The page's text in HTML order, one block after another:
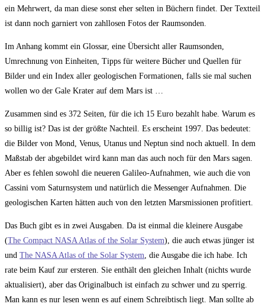
ein Mehrwert, da man diese sonst eher selten in Büchern findet. Der Textteil
ist dann noch garniert von zahllosen Fotos der Raumsonden.
Im Anhang kommt ein Glossar, eine Übersicht aller Raumsonden,
Umrechnung von Einheiten, Tipps für weitere Bücher und Quellen für
Bilder und ein Index aller geologischen Formationen, falls sie mal suchen
wollen wo der Gale Krater auf dem Mars ist …
Zusammen sind es 372 Seiten, für die ich 15 Euro bezahlt habe. Warum es
so billig ist? Das ist der größte Nachteil. Es erscheint 1997. Das bedeutet:
die Bilder von Mond, Venus, Utanus und Neptun sind noch aktuell. In dem
Maßstab der abgebildet wird kann man das auch noch für den Mars sagen.
Aber es fehlen sowohl die neueren Galileo-Aufnahmen, wie auch die von
Cassini vom Saturnsystem und natürlich die Messenger Aufnahmen. Die
geologischen Karten hätten auch von den letzten Marsmissionen profitiert.
Das Buch gibt es in zwei Ausgaben. Da ist einmal die kleinere Ausgabe
(The Compact NASA Atlas of the Solar System), die auch etwas jünger ist
und The NASA Atlas of the Solar System , die Ausgabe die ich habe. Ich
rate beim Kauf zur ersteren. Sie enthält den gleichen Inhalt (nichts wurde
aktualisiert), aber das Originalbuch ist einfach zu schwer und zu sperrig.
Man kann es nur lesen wenn es auf einem Schreibtisch liegt. Man sollte ab